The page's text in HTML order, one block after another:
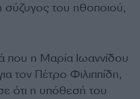
σύζυγος του ηθοποιού,
που η Μαρία Ιωαννίδου
τον Πέτρο Φιλιππίδη,
ότι η υπόθεσή του